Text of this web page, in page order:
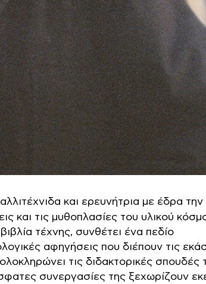
και ερευνήτρια με έδρα την
και τις μυθοπλασίες του υλικού
τέχνης, συνθέτει ένα πεδίο
αφηγήσεις που διέπουν τις
τις διδακτορικές σπουδές
συνεργασίες της ξεχωρίζουν